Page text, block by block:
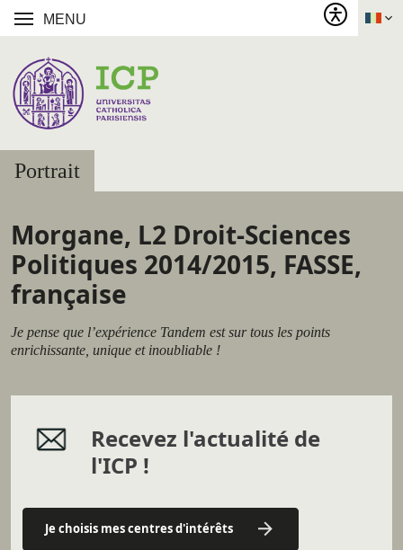
MENU
Portrait
Morgane, L2 Droit-Sciences
Politiques 2014/2015, FASSE,
française
Je pense que l’expérience Tandem est sur tous les points
enrichissante, unique et inoubliable !
Recevez l'actualité de
l'ICP !
Je choisis mes centres d'intérêts